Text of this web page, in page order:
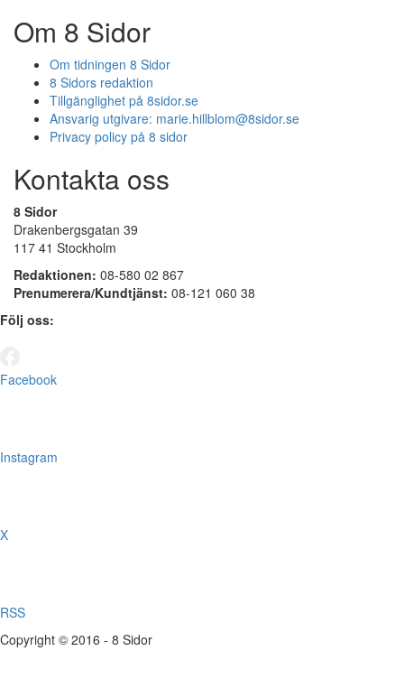
Om 8 Sidor
Om tidningen 8 Sidor
8 Sidors redaktion
Tillgänglighet på 8sidor.se
Ansvarig utgivare: marie.hillblom@8sidor.se
Privacy policy på 8 sidor
Kontakta oss
8 Sidor
Drakenbergsgatan 39
117 41 Stockholm
Redaktionen: 08-580 02 867
Prenumerera/Kundtjänst: 08-121 060 38
Följ oss:
Facebook
Instagram
X
RSS
Copyright © 2016 - 8 Sidor